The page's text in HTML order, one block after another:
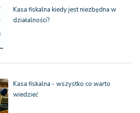
Kasa fiskalna kiedy jest niezbędna w
działalności?
Kasa fiskalna - wszystko co warto
wiedzieć